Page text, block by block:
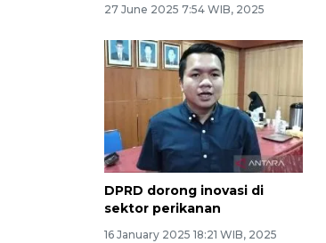
27 June 2025 7:54 WIB, 2025
DPRD dorong inovasi di
sektor perikanan
16 January 2025 18:21 WIB, 2025